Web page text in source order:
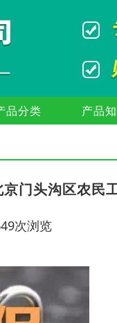
品分类 产品
京门头沟区农民
次浏览